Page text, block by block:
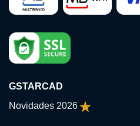
GSTARCAD
Novidades 2026